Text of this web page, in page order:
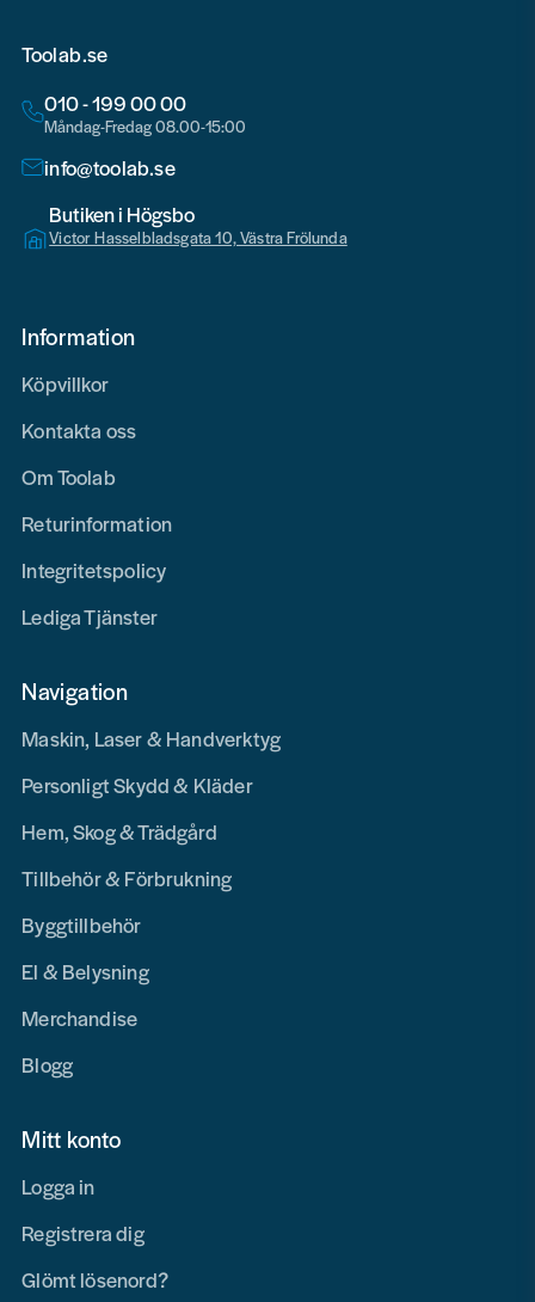
Toolab.se
010 - 199 00 00
Måndag-Fredag 08.00-15:00
info@toolab.se
Butiken i Högsbo
Victor Hasselbladsgata 10, Västra Frölunda
Information
Köpvillkor
Kontakta oss
Om Toolab
Returinformation
Integritetspolicy
Lediga Tjänster
Navigation
Maskin, Laser & Handverktyg
Personligt Skydd & Kläder
Hem, Skog & Trädgård
Tillbehör & Förbrukning
Byggtillbehör
El & Belysning
Merchandise
Blogg
Mitt konto
Logga in
Registrera dig
Glömt lösenord?